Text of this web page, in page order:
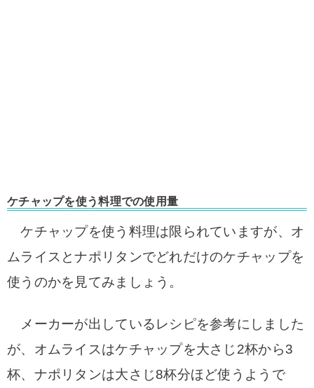
ケチャップを使う料理での使用量
ケチャップを使う料理は限られていますが、オ
ムライスとナポリタンでどれだけのケチャップを
使うのかを見てみましょう。
メーカーが出しているレシピを参考にしました
が、オムライスはケチャップを大さじ2杯から3
杯、ナポリタンは大さじ8杯分ほど使うようで